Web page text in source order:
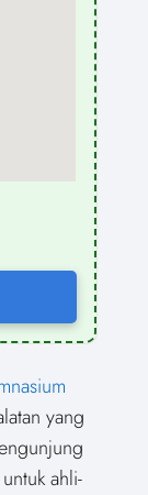
yang
ahli-